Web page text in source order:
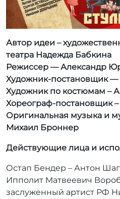
Автор идеи –
театра Надежда Бабкина
Режиссер — Александр
Художник-постановщик
Художник по костюмам –
Хореограф-постановщик
Оригинальная музыка и
Михаил Броннер
Действующие лица и
Остап Бендер – Антон
Ипполит Матвеевич
заслуженный артист РФ